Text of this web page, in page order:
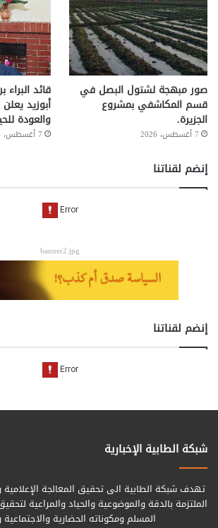
صور مبهجة لشتول البصل في
قسم المكاشفي بمشروع
الجزيرة.
7 أغسطس، 2026
قائد
أبوزيد
والعودة
7 أغسطس، 2026
إنضم لقناتنا
banner2.jpg
إنضم لقناتنا
شبكة الطابية الإخبارية
تهدف شبكة الطابية الى تحقيق المعالجة الإعلامية
الملتزمة بالدقة والموضوعية والحياد والمراعية
المسلم ومكوناته الحضارية والاجتماعية